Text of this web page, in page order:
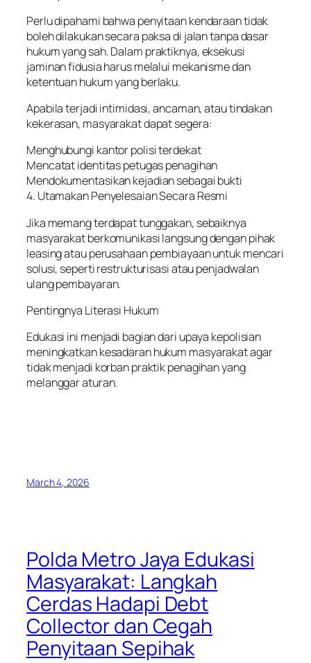
Perlu dipahami bahwa penyitaan kendaraan tidak
boleh dilakukan secara paksa di jalan tanpa dasar
hukum yang sah. Dalam praktiknya, eksekusi
jaminan fidusia harus melalui mekanisme dan
ketentuan hukum yang berlaku.
Apabila terjadi intimidasi, ancaman, atau tindakan
kekerasan, masyarakat dapat segera:
Menghubungi kantor polisi terdekat
Mencatat identitas petugas penagihan
Mendokumentasikan kejadian sebagai bukti
4. Utamakan Penyelesaian Secara Resmi
Jika memang terdapat tunggakan, sebaiknya
masyarakat berkomunikasi langsung dengan pihak
leasing atau perusahaan pembiayaan untuk mencari
solusi, seperti restrukturisasi atau penjadwalan
ulang pembayaran.
Pentingnya Literasi Hukum
Edukasi ini menjadi bagian dari upaya kepolisian
meningkatkan kesadaran hukum masyarakat agar
tidak menjadi korban praktik penagihan yang
melanggar aturan.
March 4, 2026
Polda Metro Jaya Edukasi
Masyarakat: Langkah
Cerdas Hadapi Debt
Collector dan Cegah
Penyitaan Sepihak